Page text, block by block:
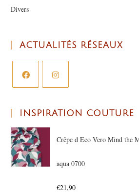
Divers
ACTUALITÉS RÉSEAUX
INSPIRATION COUTURE
Crêpe d Eco Vero Mind the
aqua 0700
€21,90